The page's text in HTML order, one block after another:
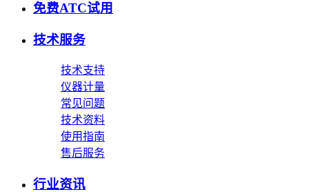
免费ATC试用
技术服务
技术支持
仪器计量
常见问题
技术资料
使用指南
售后服务
行业资讯